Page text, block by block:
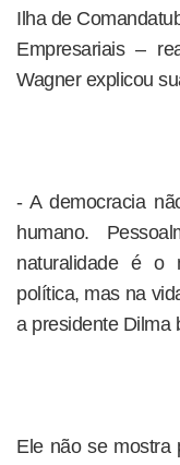
Ilha de
Empresariais –
Wagner explicou
- A democracia
humano.
naturalidade é o
política, mas na
a presidente Dilma
Ele não se mostra